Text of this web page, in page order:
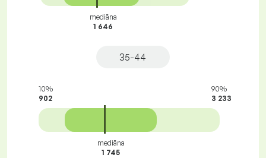
mediāna
1 646
35-44
mediāna
1 745
10%
902
90%
3 233